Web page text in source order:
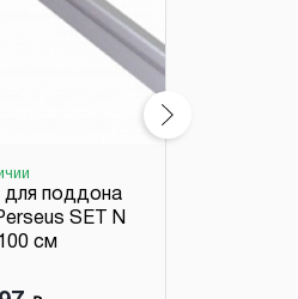
для поддона
SET N
см